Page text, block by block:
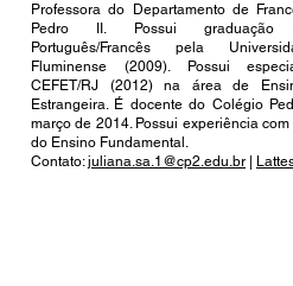
Professora do Departamento de
Pedro II. Possui
Português/Francês pela
Fluminense (2009). Possui
CEFET/RJ (2012) na área de
Estrangeira. É docente do Colégio
março de 2014. Possui experiência
do Ensino Fundamental.
Contato:juliana.sa.1@cp2.edu.br